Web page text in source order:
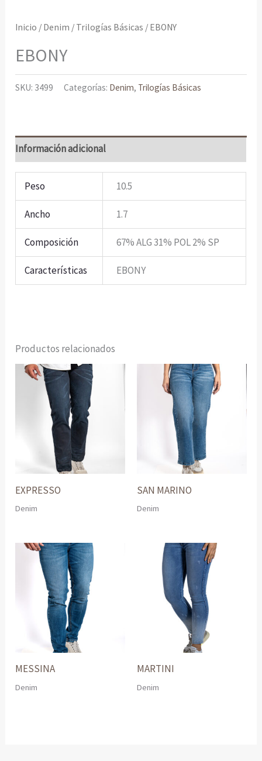
Inicio / Denim / Trilogías Básicas / EBONY
EBONY
SKU: 3499 Categorías: Denim, Trilogías Básicas
Información adicional
Peso 10.5
Ancho 1.7
Composición 67% ALG 31% POL 2% SP
Características EBONY
Productos relacionados
EXPRESSO
Denim
SAN MARINO
Denim
MESSINA
Denim
MARTINI
Denim